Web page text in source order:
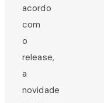
acordo
com
o
release,
a
novidade